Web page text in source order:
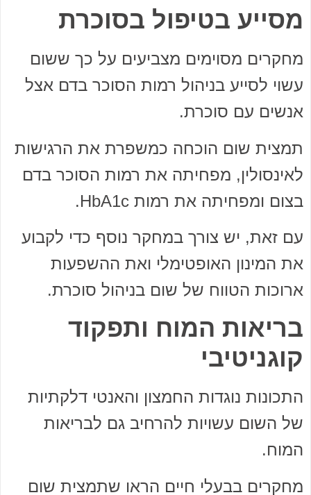
מסייע בטיפול בסוכרת
מחקרים מסוימים מצביעים על כך ששום
עשוי לסייע בניהול רמות הסוכר בדם אצל
אנשים עם סוכרת.
תמצית שום הוכחה כמשפרת את הרגישות
לאינסולין, מפחיתה את רמות הסוכר בדם
בצום ומפחיתה את רמות HbA1c.
עם זאת, יש צורך במחקר נוסף כדי לקבוע
את המינון האופטימלי ואת ההשפעות
ארוכות הטווח של שום בניהול סוכרת.
בריאות המוח ותפקוד
קוגניטיבי
התכונות נוגדות החמצון והאנטי דלקתיות
של השום עשויות להרחיב גם לבריאות
המוח.
מחקרים בבעלי חיים הראו שתמצית שום